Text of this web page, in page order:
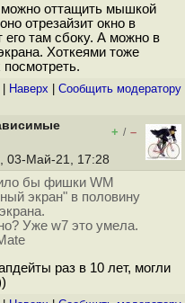
оттащить мышкой
отрезайзит окно в
его там сбоку. А можно в
Хоткеями тоже
| Наверх Cообщить модератору
+ / –
03-Май-21, 17:28
бы фишки WM
экран" в половину
Уже w7 это умела.
раз в 10 лет, могли